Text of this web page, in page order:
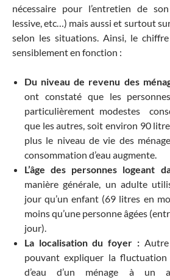
nécessaire pour l’entretien de
lessive, etc…) mais aussi et surtout
selon les situations. Ainsi, le
sensiblement en fonction :
Du niveau de revenu des
ont constaté que les
particulièrement modestes
que les autres, soit environ 90
plus le niveau de vie des
consommation d’eau augmente.
L’âge des personnes logeant
manière générale, un adulte
jour qu’un enfant (69 litres en
moins qu’une personne âgées
jour).
La localisation du foyer :
pouvant expliquer la fluctuation
d’eau d’un ménage à un